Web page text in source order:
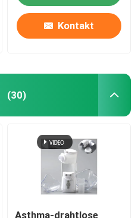
Kontakt
(30)
Asthma-drahtlose